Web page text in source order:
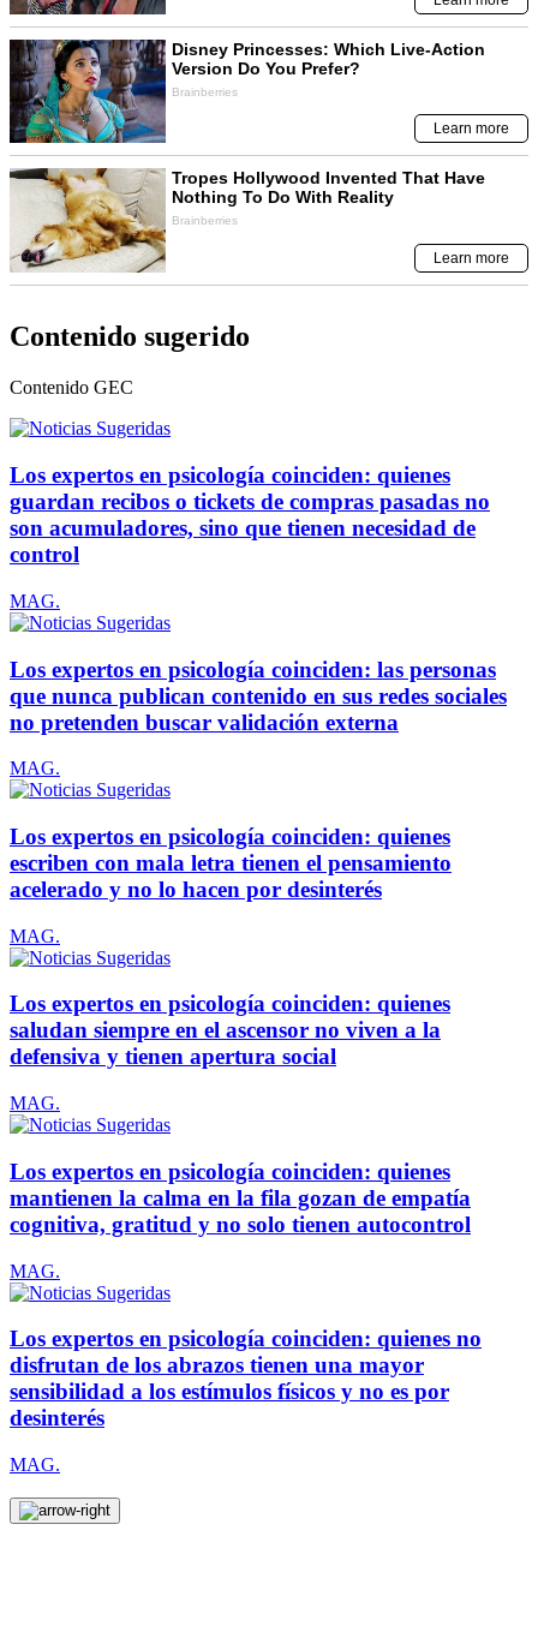
Contenido sugerido
Contenido GEC
Los expertos en psicología coinciden: quienes
guardan recibos o tickets de compras pasadas no
son acumuladores, sino que tienen necesidad de
control
MAG.
Los expertos en psicología coinciden: las personas
que nunca publican contenido en sus redes sociales
no pretenden buscar validación externa
MAG.
Los expertos en psicología coinciden: quienes
escriben con mala letra tienen el pensamiento
acelerado y no lo hacen por desinterés
MAG.
Los expertos en psicología coinciden: quienes
saludan siempre en el ascensor no viven a la
defensiva y tienen apertura social
MAG.
Los expertos en psicología coinciden: quienes
mantienen la calma en la fila gozan de empatía
cognitiva, gratitud y no solo tienen autocontrol
MAG.
Los expertos en psicología coinciden: quienes no
disfrutan de los abrazos tienen una mayor
sensibilidad a los estímulos físicos y no es por
desinterés
MAG.